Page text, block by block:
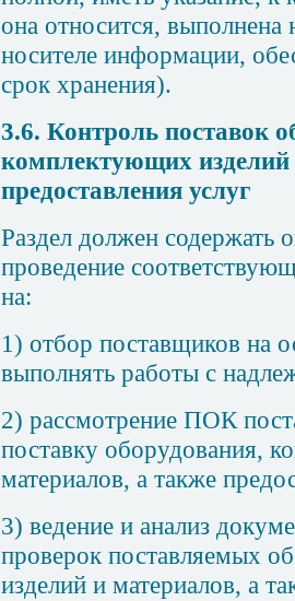
она относится,
носителе информации,
срок хранения).
3.6. Контроль поставок
комплектующих изделий
предоставления услуг
Раздел должен содержать
проведение
на:
1) отбор поставщиков на
выполнять работы с
2) рассмотрение ПОК
поставку оборудования,
материалов, а также
3) ведение и анализ
проверок поставляемых
изделий и материалов, а